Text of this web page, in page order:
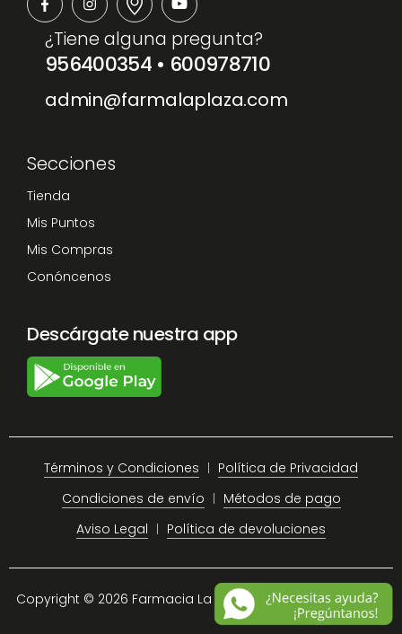
¿Tiene alguna pregunta?
956400354 • 600978710
admin@farmalaplaza.com
Secciones
Tienda
Mis Puntos
Mis Compras
Conóncenos
Descárgate nuestra app
Términos y Condiciones
Política de Privacidad
Condiciones de envío
Métodos de pago
Aviso Legal
Política de devoluciones
Copyright © 2026 Farmacia La Plaza Chiclana. Site Map